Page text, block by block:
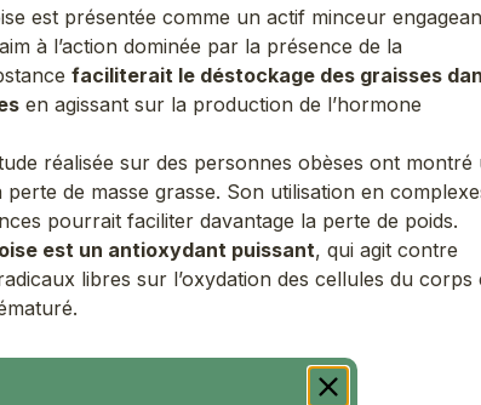
est présentée comme un actif minceur
à l’action dominée par la présence de la
faciliterait le déstockage des graisses
en agissant sur la production de l’hormone
réalisée sur des personnes obèses ont montré
de masse grasse. Son utilisation en
pourrait faciliter davantage la perte de poids.
est un antioxydant puissant, qui agit contre
libres sur l’oxydation des cellules du corps